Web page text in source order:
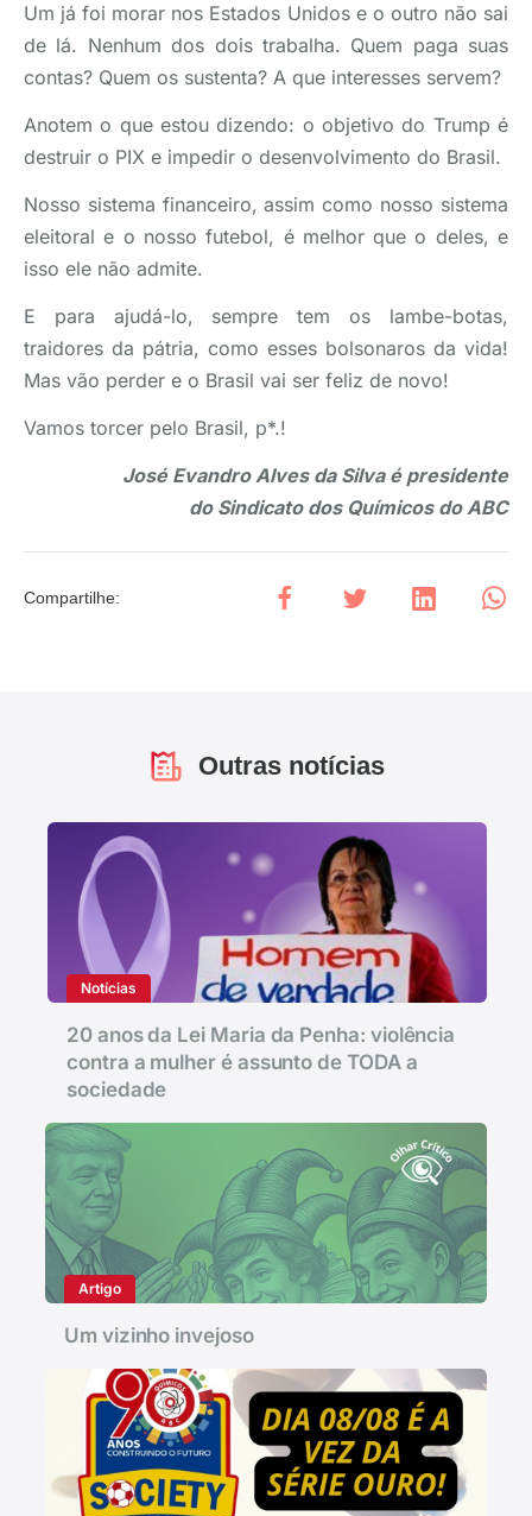
Um já foi morar nos Estados Unidos e o outro não sai
de lá. Nenhum dos dois trabalha. Quem paga suas
contas? Quem os sustenta? A que interesses servem?
Anotem o que estou dizendo: o objetivo do Trump é
destruir o PIX e impedir o desenvolvimento do Brasil.
Nosso sistema financeiro, assim como nosso sistema
eleitoral e o nosso futebol, é melhor que o deles, e
isso ele não admite.
E para ajudá-lo, sempre tem os lambe-botas,
traidores da pátria, como esses bolsonaros da vida!
Mas vão perder e o Brasil vai ser feliz de novo!
Vamos torcer pelo Brasil, p*.!
José Evandro Alves da Silva é presidente
do Sindicato dos Químicos do ABC
Compartilhe:
Outras notícias
Notícias
20 anos da Lei Maria da Penha: violência
contra a mulher é assunto de TODA a
sociedade
Artigo
Um vizinho invejoso